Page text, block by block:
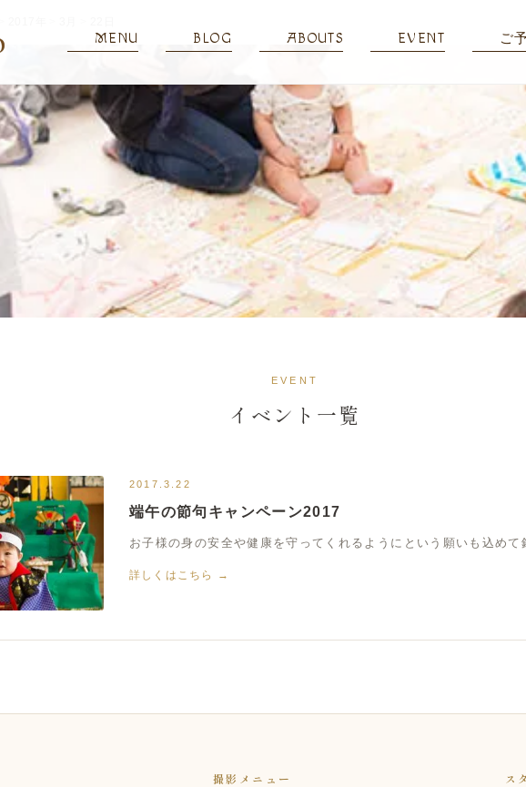
MENU BLOG ABOUTS EVENT ご
EVENT
イベント一覧
2017.3.22
端午の節句キャンペーン2017
お子様の身の安全や健康を守ってくれるようにという願いも込め
詳しくはこちら →
撮影メニュー ス